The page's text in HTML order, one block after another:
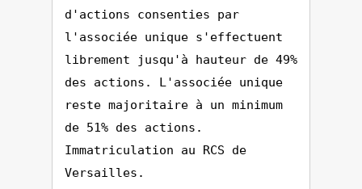
d'actions consenties par
l'associée unique s'effectuent
librement jusqu'à hauteur de 49%
des actions. L'associée unique
reste majoritaire à un minimum
de 51% des actions.
Immatriculation au RCS de
Versailles.